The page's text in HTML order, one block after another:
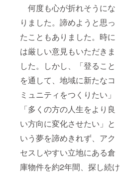
何度も心が折れそうにな
りました。諦めようと思っ
たこともありました。時に
は厳しい意見もいただきま
した。しかし、「登ること
を通して、地域に新たなコ
ミュニティをつくりたい」
「多くの方の人生をより良
い方向に変化させたい」と
いう夢を諦めきれず、アク
セスしやすい立地にある倉
庫物件を約2年間、探し続け